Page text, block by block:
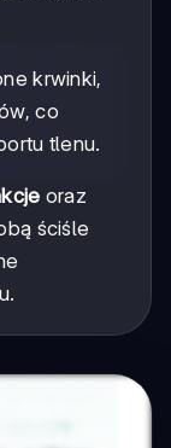
krwinki,
co
tlenu.
oraz
ściśle